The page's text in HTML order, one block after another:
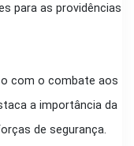
para as providências
com o combate aos
a importância da
de segurança.